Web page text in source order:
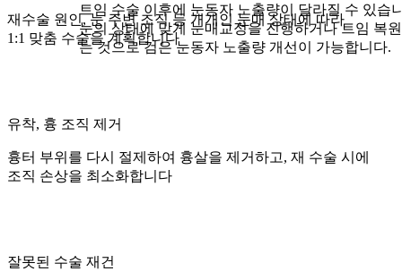
트임 수술 이후에 눈동자 노출량이 달라질 수 있습
눈의 상태에 맞게 눈매교정을 진행하거나 트임 복
는 것으로검은 눈동자 노출량 개선이 가능합니다.
재수술 원인, 눈 주변 조직 등 개개인 눈매 상태에 따라
1:1 맞춤 수술을 계획합니다
유착, 흉 조직 제거
흉터 부위를 다시 절제하여 흉살을 제거하고, 재 수술 시에
조직 손상을 최소화합니다
잘못된 수술 재건